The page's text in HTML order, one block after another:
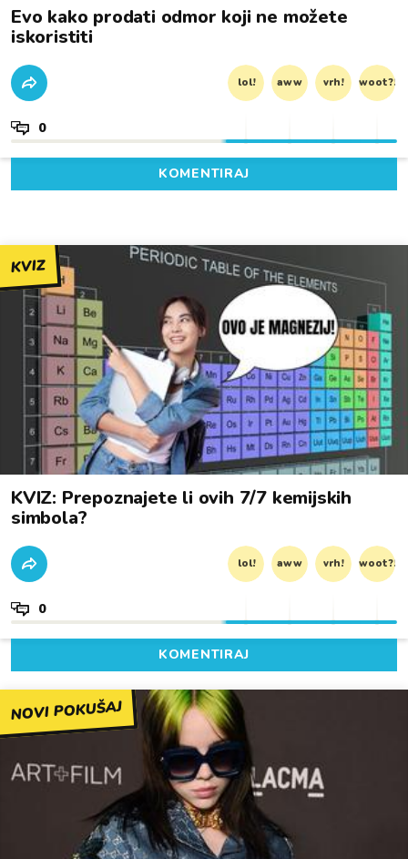
Evo kako prodati odmor koji ne možete
iskoristiti
lol! aww vrh! woot?!
0
KOMENTIRAJ
KVIZ
KVIZ: Prepoznajete li ovih 7/7 kemijskih
simbola?
lol! aww vrh! woot?!
0
KOMENTIRAJ
NOVI POKUŠAJ